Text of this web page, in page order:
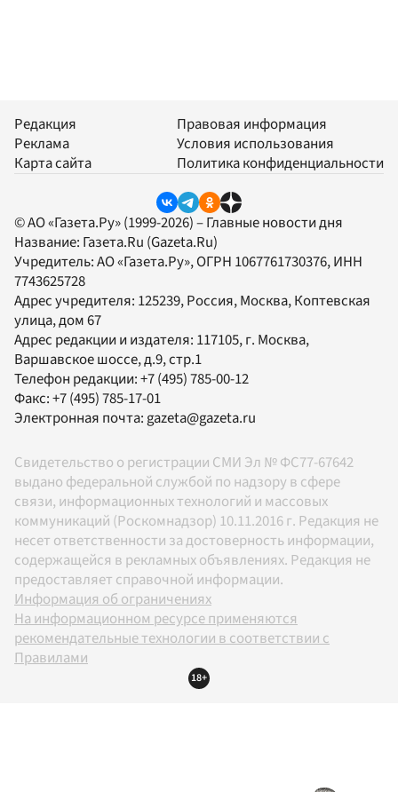
Редакция
Реклама
Карта сайта
Правовая информация
Условия использования
Политика конфиденциальности
© АО «Газета.Ру» (1999-2026) – Главные новости дня
Название: Газета.Ru (Gazeta.Ru)
Учредитель:АО «Газета.Ру», ОГРН 1067761730376, ИНН
7743625728
Адрес учредителя: 125239, Россия, Москва, Коптевская
улица, дом 67
Адрес редакции и издателя: 117105, г. Москва,
Варшавское шоссе, д.9, стр.1
Телефон редакции:+7 (495) 785-00-12
Факс:+7 (495) 785-17-01
Электронная почта: gazeta@gazeta.ru
Свидетельство о регистрации СМИ Эл № ФС77-67642
выдано федеральной службой по надзору в сфере
связи, информационных технологий и массовых
коммуникаций (Роскомнадзор) 10.11.2016 г. Редакция не
несет ответственности за достоверность информации,
содержащейся в рекламных объявлениях. Редакция не
предоставляет справочной информации.
Информация об ограничениях
На информационном ресурсе применяются
рекомендательные технологии в соответствии с
Правилами
18+